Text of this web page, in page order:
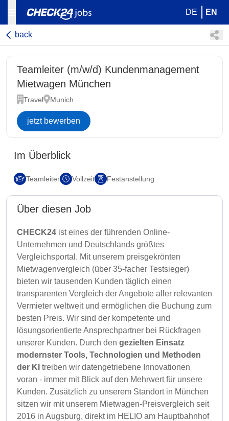
DE EN
back
Teamleiter (m/w/d) Kundenmanagement
Mietwagen München
Travel Munich
jetzt bewerben
Im Überblick
Teamleiter Vollzeit Festanstellung
Über diesen Job
CHECK24 ist eines der führenden Online-
Unternehmen und Deutschlands größtes
Vergleichsportal. Mit unserem preisgekrönten
Mietwagenvergleich (über 35-facher Testsieger)
bieten wir tausenden Kunden täglich einen
transparenten Vergleich der Angebote aller relevanten
Vermieter weltweit und ermöglichen die Buchung zum
besten Preis. Wir sind der kompetente und
lösungsorientierte Ansprechpartner bei Rückfragen
unserer Kunden. Durch den gezielten Einsatz
modernster Tools, Technologien und Methoden
der KI treiben wir datengetriebene Innovationen
voran - immer mit Blick auf den Mehrwert für unsere
Kunden. Zusätzlich zu unserem Standort in München
sitzen wir mit unserem Mietwagen-Preisvergleich seit
2016 in Augsburg, direkt im HELIO am Hauptbahnhof